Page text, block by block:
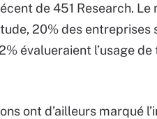
de 451 Research. Le
20% des entreprises
évalueraient l’usage
ont d’ailleurs marqué